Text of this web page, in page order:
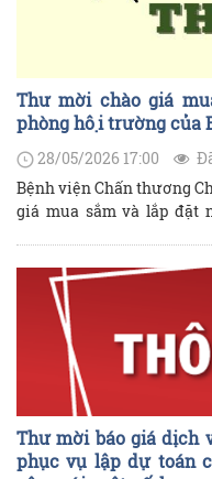
Thư mời chào giá
phòng hội trường của
28/05/2026 17:00
Bệnh viện Chấn thương
giá mua sắm và lắp đặt
Thư mời báo giá dịch
phục vụ lập dự toán